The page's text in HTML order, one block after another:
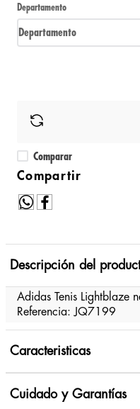
Departamento
Departamento
Comparar
Descripción del
Adidas Tenis Lightblaze
Referencia: JQ7199
Caracteristicas
Cuidado y Garantías